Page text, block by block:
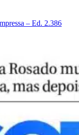
– Ed. 2.386